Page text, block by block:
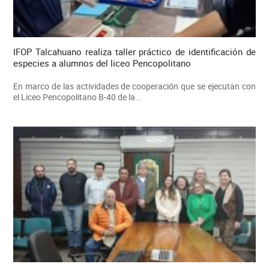
IFOP Talcahuano realiza taller práctico de identificación de
especies a alumnos del liceo Pencopolitano
En marco de las actividades de cooperación que se ejecutan con
el Liceo Pencopolitano B-40 de la...